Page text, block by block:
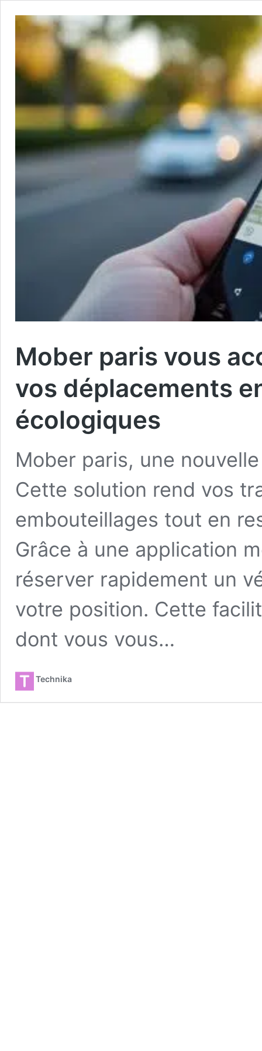
Mober paris vous
vos déplacements
écologiques
Mober paris, une
Cette solution rend vos
embouteillages tout en
Grâce à une application
réserver rapidement un
votre position. Cette
dont vous vous…
Technika